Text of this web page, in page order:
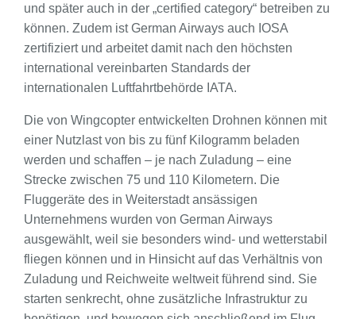
und später auch in der „certified category“ betreiben zu
können. Zudem ist German Airways auch IOSA
zertifiziert und arbeitet damit nach den höchsten
international vereinbarten Standards der
internationalen Luftfahrtbehörde IATA.
Die von Wingcopter entwickelten Drohnen können mit
einer Nutzlast von bis zu fünf Kilogramm beladen
werden und schaffen – je nach Zuladung – eine
Strecke zwischen 75 und 110 Kilometern. Die
Fluggeräte des in Weiterstadt ansässigen
Unternehmens wurden von German Airways
ausgewählt, weil sie besonders wind- und wetterstabil
fliegen können und in Hinsicht auf das Verhältnis von
Zuladung und Reichweite weltweit führend sind. Sie
starten senkrecht, ohne zusätzliche Infrastruktur zu